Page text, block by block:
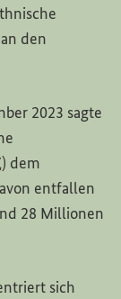
den
2023 sagte
) dem
entfallen
Eintrag
28 Millionen
Eintrag zum
sich